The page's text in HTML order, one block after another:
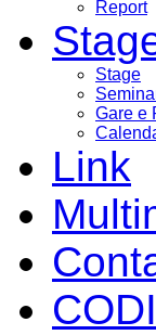
Report
Stage
Gare e
Link